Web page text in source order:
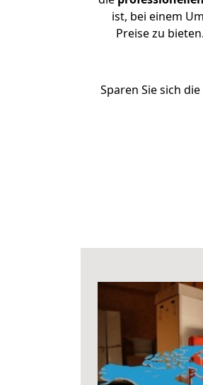
ist, bei einem
Preise zu
Sparen Sie sich